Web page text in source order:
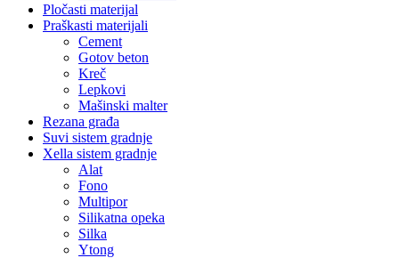
Pločasti materijal
Praškasti materijali
Cement
Gotov beton
Kreč
Lepkovi
Mašinski malter
Rezana građa
Suvi sistem gradnje
Xella sistem gradnje
Alat
Fono
Multipor
Silikatna opeka
Silka
Ytong